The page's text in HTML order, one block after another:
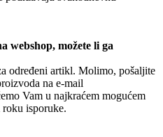
webshop, možete li ga
određeni artikl. Molimo, pošaljite
na e-mail
Vam u najkraćem mogućem
isporuke.